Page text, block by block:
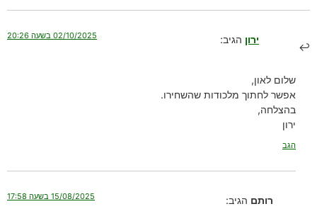
ירון הגיב: 02/10/2025 בשעה 20:26
שלום לאון,
אפשר לחתוך מלכודות שהשחירו.
בהצלחה,
ירון
הגב
רותם הגיב: 15/08/2025 בשעה 17:58